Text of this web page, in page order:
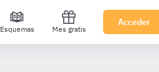
Esquemas Mes gratis
Acceder